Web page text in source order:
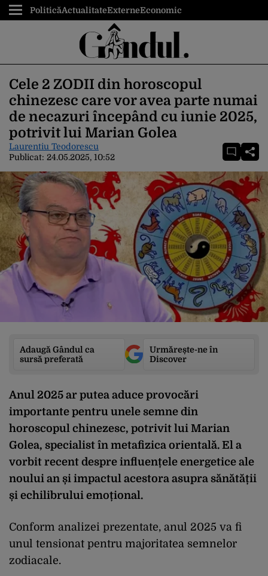
PoliticăActualitateExterneEconomic
Cele 2 ZODII din horoscopul
chinezesc care vor avea parte numai
de necazuri începând cu iunie 2025,
potrivit lui Marian Golea
Laurentiu Teodorescu
Publicat: 24.05.2025, 10:52
Adaugă Gândul ca
sursă preferată
Urmărește-ne în
Discover
Anul 2025 ar putea aduce provocări
importante pentru unele semne din
horoscopul chinezesc, potrivit lui Marian
Golea, specialist în metafizica orientală. El a
vorbit recent despre influențele energetice ale
noului an și impactul acestora asupra sănătății
și echilibrului emoțional.
Conform analizei prezentate, anul 2025 va fi
unul tensionat pentru majoritatea semnelor
zodiacale.